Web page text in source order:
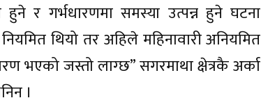
हुने र गर्भधारणमा समस्या उत्पन्न हुने घटना
थियो तर अहिले महिनावारी अनियमित
भएको जस्तो लाग्छ” सगरमाथा क्षेत्रकै अर्का